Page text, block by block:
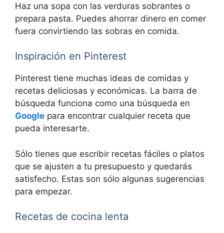
Haz una sopa con las verduras sobrantes o
prepara pasta. Puedes ahorrar dinero en comer
fuera convirtiendo las sobras en comida.
Inspiración en Pinterest
Pinterest tiene muchas ideas de comidas y
recetas deliciosas y económicas. La barra de
búsqueda funciona como una búsqueda en
Google para encontrar cualquier receta que
pueda interesarte.
Sólo tienes que escribir recetas fáciles o platos
que se ajusten a tu presupuesto y quedarás
satisfecho. Estas son sólo algunas sugerencias
para empezar.
Recetas de cocina lenta